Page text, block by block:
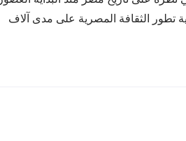
تطور الثقافة المصرية على مدى آلاف